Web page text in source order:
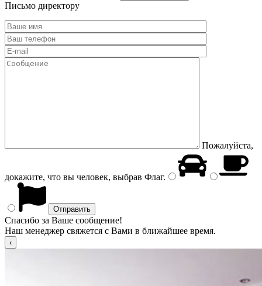
Письмо директору
Пожалуйста,
докажите, что вы человек, выбрав Флаг.
Спасибо за Ваше сообщение!
Наш менеджер свяжется с Вами в ближайшее время.